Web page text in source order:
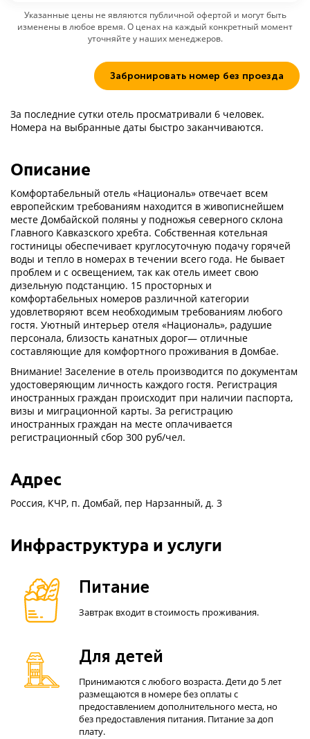
Указанные цены не являются публичной офертой и могут быть
изменены в любое время. О ценах на каждый конкретный момент
уточняйте у наших менеджеров.
Забронировать номер без проезда
За последние сутки отель просматривали 6 человек.
Номера на выбранные даты быстро заканчиваются.
Описание
Комфортабельный отель «Националь» отвечает всем
европейским требованиям находится в живописнейшем
месте Домбайской поляны у подножья северного склона
Главного Кавказского хребта. Собственная котельная
гостиницы обеспечивает круглосуточную подачу горячей
воды и тепло в номерах в течении всего года. Не бывает
проблем и с освещением, так как отель имеет свою
дизельную подстанцию. 15 просторных и
комфортабельных номеров различной категории
удовлетворяют всем необходимым требованиям любого
гостя. Уютный интерьер отеля «Националь», радушие
персонала, близость канатных дорог— отличные
составляющие для комфортного проживания в Домбае.
Внимание! Заселение в отель производится по документам
удостоверяющим личность каждого гостя. Регистрация
иностранных граждан происходит при наличии паспорта,
визы и миграционной карты. За регистрацию
иностранных граждан на месте оплачивается
регистрационный сбор 300 руб/чел.
Адрес
Россия, КЧР, п. Домбай, пер Нарзанный, д. 3
Инфраструктура и услуги
Питание
Завтрак входит в стоимость проживания.
Для детей
Принимаются с любого возраста. Дети до 5 лет
размещаются в номере без оплаты с
предоставлением дополнительного места, но
без предоставления питания. Питание за доп
плату.